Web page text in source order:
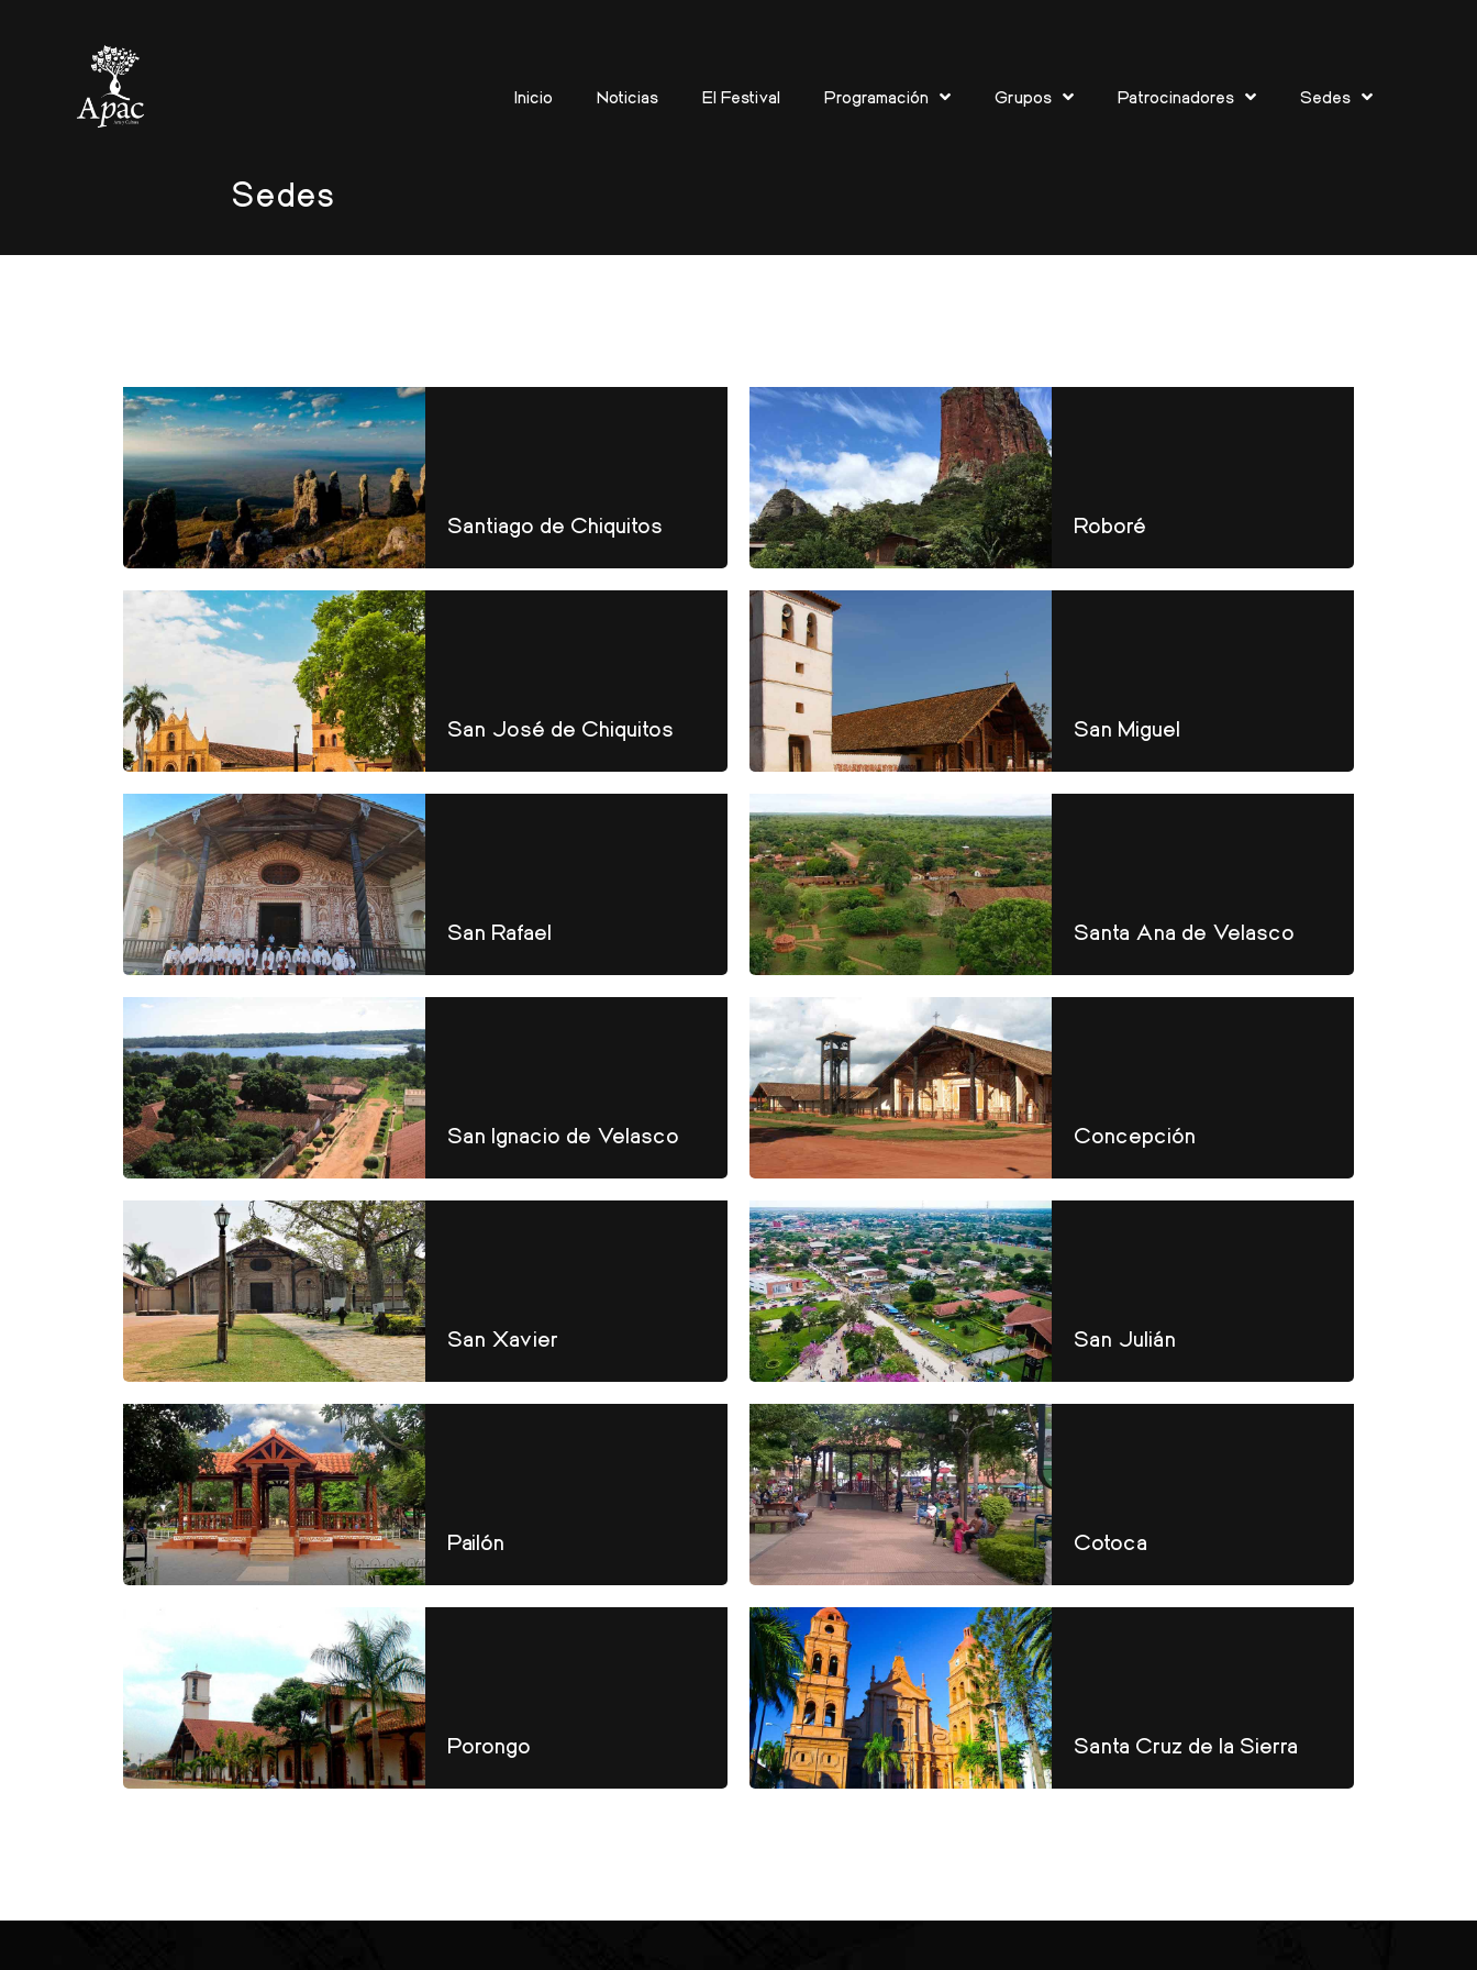
Inicio Noticias El Festival Programación Grupos Patrocinadores Sedes
Sedes
Santiago de Chiquitos Roboré
San José de Chiquitos San Miguel
San Rafael Santa Ana de Velasco
San Ignacio de Velasco Concepción
San Xavier San Julián
Pailón Cotoca
Porongo Santa Cruz de la Sierra